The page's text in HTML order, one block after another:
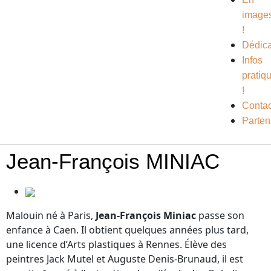
!
Infos
!
Jean-François MINIAC
Malouin né à Paris, Jean-François Miniac passe son
enfance à Caen. Il obtient quelques années plus tard,
une licence d’Arts plastiques à Rennes. Élève des
peintres Jack Mutel et Auguste Denis-Brunaud, il est